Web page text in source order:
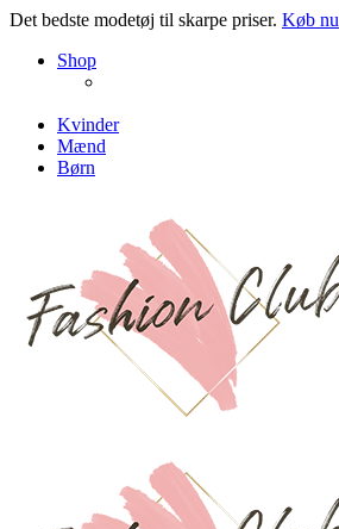
Det bedste modetøj til skarpe priser. Køb nu
Shop
Kvinder
Mænd
Børn